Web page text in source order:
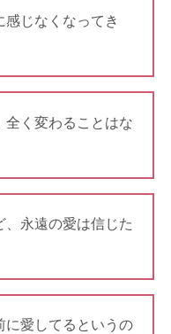
感じなくなってき
全く変わることはな
、永遠の愛は信じた
に愛してるというの